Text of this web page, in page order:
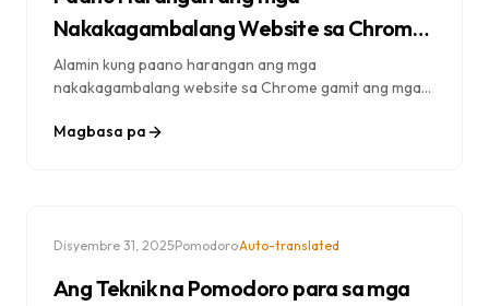
Nakakagambalang Website sa Chrome:
Kumpletong Gabay
Alamin kung paano harangan ang mga
nakakagambalang website sa Chrome gamit ang mga
hakbang na gabay para maalis ang mga digital na
Magbasa pa
Disyembre 31, 2025·Pomodoro·Auto-translated
Ang Teknik na Pomodoro para sa mga